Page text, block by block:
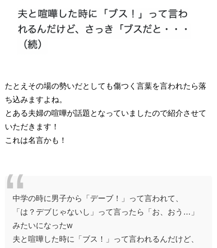
たとえその場の勢いだとしても傷つく言葉を言われたら落
ち込みますよね。
とある夫婦の喧嘩が話題となっていましたので紹介させて
いただきます！
これは名言かも！
中学の時に男子から「デーブ！」って言われて、
「は？デブじゃないし」って言ったら「お、おう…」
みたいになったw
夫と喧嘩した時に「ブス！」って言われるんだけど、